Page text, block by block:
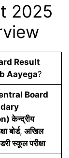
2025
Result
Aayega?
Board
केन्द्रीय
बोर्ड, अखिल
स्कूल परीक्षा